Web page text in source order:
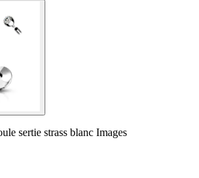
sertie strass blanc Images